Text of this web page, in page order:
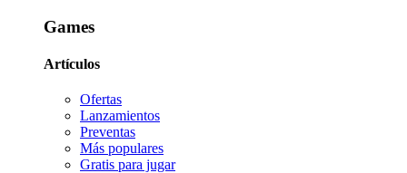
Games
Artículos
Ofertas
Lanzamientos
Preventas
Más populares
Gratis para jugar